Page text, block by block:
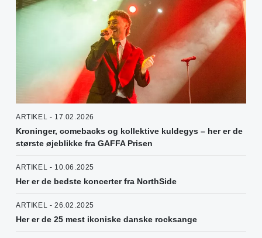
ARTIKEL - 17.02.2026
Kroninger, comebacks og kollektive kuldegys – her er de
største øjeblikke fra GAFFA Prisen
ARTIKEL - 10.06.2025
Her er de bedste koncerter fra NorthSide
ARTIKEL - 26.02.2025
Her er de 25 mest ikoniske danske rocksange